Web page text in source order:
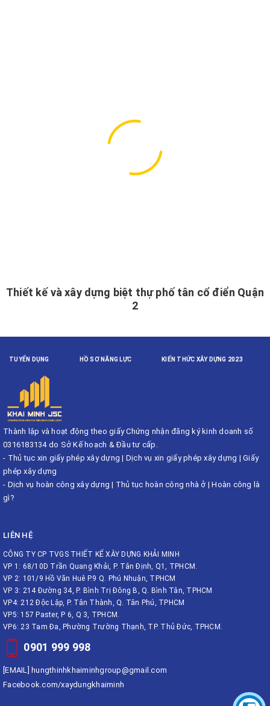
Thiết kế và xây dựng biệt thự phố tân cổ điển Quận
2
TUYỂN DỤNG HỒ SƠ NĂNG LỰC KIẾN THỨC XÂY DỰNG 2023
Thành lập và hoạt động theo giấy Chứng nhận đăng ký kinh doanh số
0316183134 do Sở Kế hoạch & Đầu tư cấp.
- Thủ tục xin giấy phép xây dựng | Dịch vụ xin giấy phép xây dựng | Giấy
phép xây dựng
- Dịch vụ hoàn công xây dựng | Thủ tục hoàn công nhà ở |Hoàn công là
gì?
LIÊN HỆ
CÔNG TY CP TVGS THIẾT KẾ XÂY DỰNG KHẢI MINH
VP 1: 68/10D Trần Quang Khải, P. Tân Định, Q1, TPHCM.
VP 2: 101/9 Hồ Văn Huê P.9 Q. Phú Nhuận, TPHCM
VP 3: 214 Đường 34, P. Bình Trị Đông B, Q. Bình Tân, TPHCM
VP4: 212 Độc Lập, P. Tân Thành, Q. Tân Phú, TPHCM
VP5: 157 Paster, P 6, Q 3, TPHCM.
VP6: 23 Tam Đa, Phường Trường Thạnh, TP. Thủ Đức, TPHCM.
0901 999 998
[EMAIL]
hungthinhkhaiminhgroup@gmail.com
Facebook.com/xaydungkhaiminh